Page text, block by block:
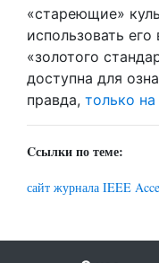
«стареющие»
использовать
«золотого
доступна для
правда, только
Cсылки по теме:
сайт журнала IEEE